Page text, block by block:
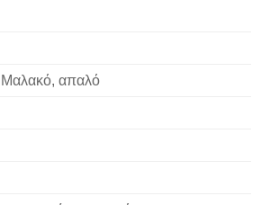
Μαλακό, απαλό